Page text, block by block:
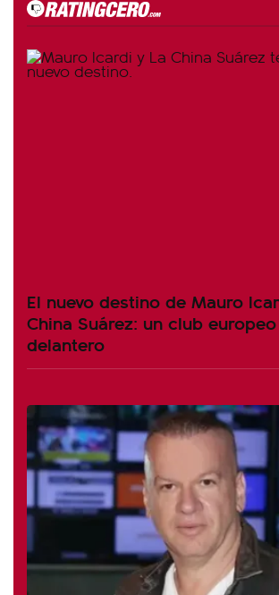
El nuevo destino de Mauro
China Suárez: un club
delantero